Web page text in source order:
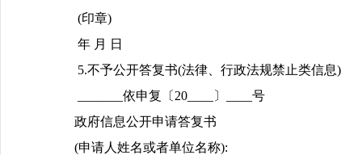
(印章)
年 月 日
5.不予公开答复书(法律、行政法规禁止类信息)
_______依申复〔20____〕____号
政府信息公开申请答复书
(申请人姓名或者单位名称):